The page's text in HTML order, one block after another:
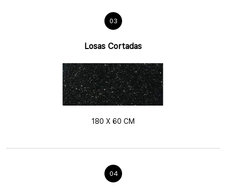
03
Losas Cortadas
180 X 60 CM
04